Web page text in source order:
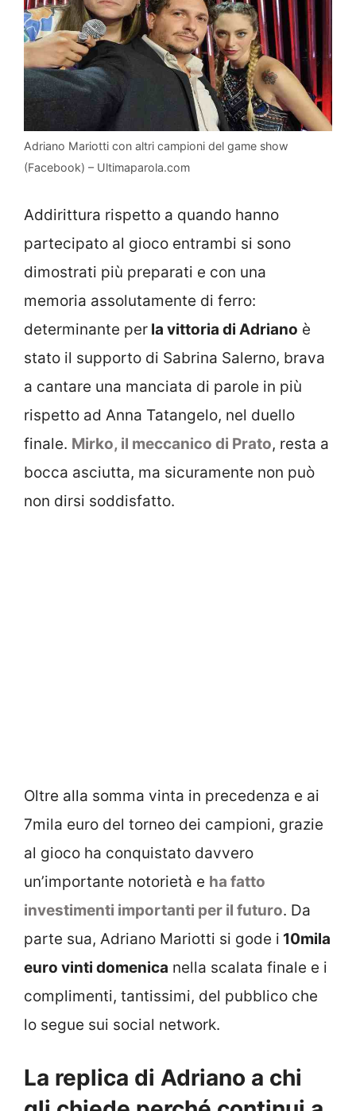
Adriano Mariotti con altri campioni del game show
(Facebook) – Ultimaparola.com
Addirittura rispetto a quando hanno
partecipato al gioco entrambi si sono
dimostrati più preparati e con una
memoria assolutamente di ferro:
determinante per la vittoria di Adriano è
stato il supporto di Sabrina Salerno, brava
a cantare una manciata di parole in più
rispetto ad Anna Tatangelo, nel duello
finale. Mirko, il meccanico di Prato, resta a
bocca asciutta, ma sicuramente non può
non dirsi soddisfatto.
Oltre alla somma vinta in precedenza e ai
7mila euro del torneo dei campioni, grazie
al gioco ha conquistato davvero
un’importante notorietà e ha fatto
investimenti importanti per il futuro. Da
parte sua, Adriano Mariotti si gode i 10mila
euro vinti domenica nella scalata finale e i
complimenti, tantissimi, del pubblico che
lo segue sui social network.
La replica di Adriano a chi